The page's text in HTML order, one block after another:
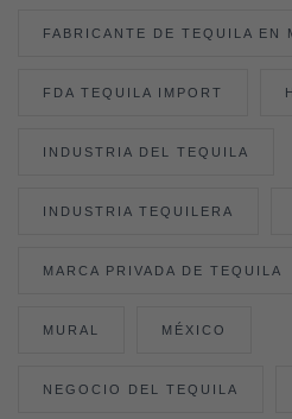
FABRICANTE DE TEQUILA EN
FDA TEQUILA IMPORT
INDUSTRIA DEL TEQUILA
INDUSTRIA TEQUILERA
MARCA PRIVADA DE TEQUILA
MURAL MÉXICO
NEGOCIO DEL TEQUILA